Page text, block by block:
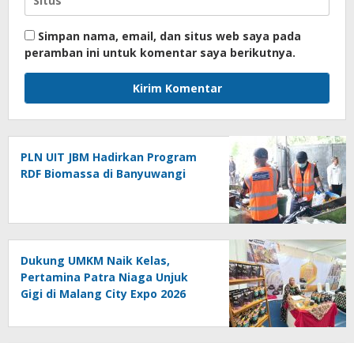
Simpan nama, email, dan situs web saya pada
peramban ini untuk komentar saya berikutnya.
PLN UIT JBM Hadirkan Program
RDF Biomassa di Banyuwangi
Dukung UMKM Naik Kelas,
Pertamina Patra Niaga Unjuk
Gigi di Malang City Expo 2026